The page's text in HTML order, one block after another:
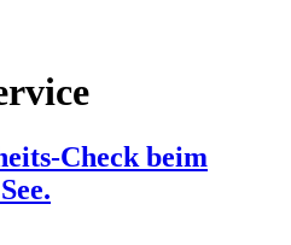
Check beim